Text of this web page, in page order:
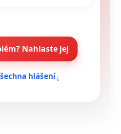
Nahlaste jej
hlášení↓